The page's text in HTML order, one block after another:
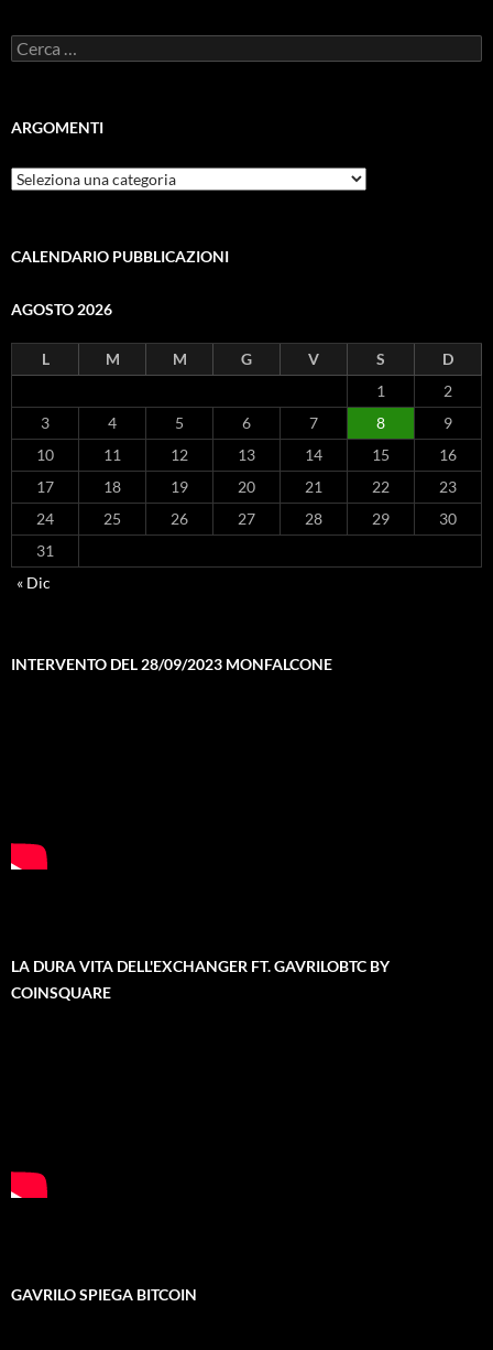
Ricerca
per:
ARGOMENTI
ARGOMENTI
CALENDARIO PUBBLICAZIONI
AGOSTO 2026
L M M G V S
D
1
2
3
4 5 6 7 8
9
10
11 12 13 14 15
16
17
18 19 20 21 22
23
24
25 26 27 28 29
30
31
« Dic
INTERVENTO DEL 28/09/2023 MONFALCONE
LA DURA VITA DELL'EXCHANGER FT. GAVRILOBTC BY
COINSQUARE
GAVRILO SPIEGA BITCOIN